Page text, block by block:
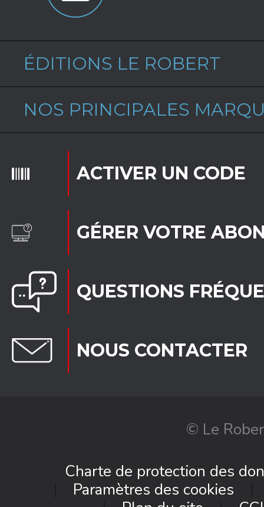
ÉDITIONS LE ROBERT
NOS PRINCIPALES
ACTIVER UN CODE
GÉRER VOTRE
QUESTIONS
NOUS CONTACTER
© Le
Charte de protection des
Paramètres des cookies